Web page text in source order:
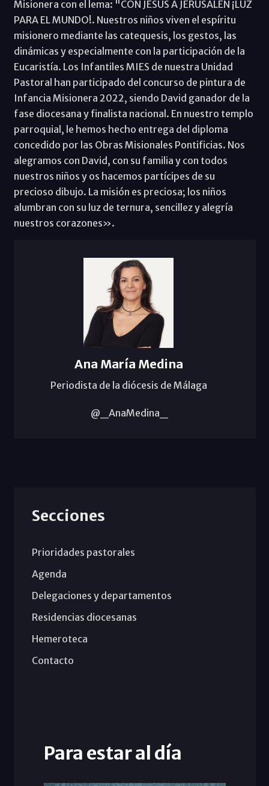
Misionera con el lema: "CON JESÚS A JERUSALÉN ¡LUZ
PARA EL MUNDO!. Nuestros niños viven el espíritu
misionero mediante las catequesis, los gestos, las
dinámicas y especialmente con la participación de la
Eucaristía. Los Infantiles MIES de nuestra Unidad
Pastoral han participado del concurso de pintura de
Infancia Misionera 2022, siendo David ganador de la
fase diocesana y finalista nacional. En nuestro templo
parroquial, le hemos hecho entrega del diploma
concedido por las Obras Misionales Pontificias. Nos
alegramos con David, con su familia y con todos
nuestros niños y os hacemos partícipes de su
precioso dibujo. La misión es preciosa; los niños
alumbran con su luz de ternura, sencillez y alegría
nuestros corazones».
Ana María Medina
Periodista de la diócesis de Málaga
@_AnaMedina_
Secciones
Prioridades pastorales
Agenda
Delegaciones y departamentos
Residencias diocesanas
Hemeroteca
Contacto
Para estar al día